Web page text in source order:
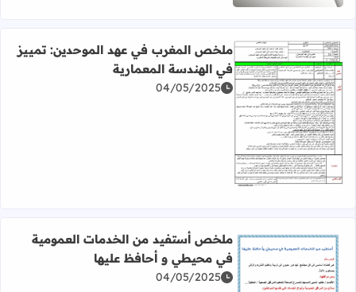
اقرأ المزيد عن ملخص المغرب في عهد الموحدين: تمييز في
ملخص المغرب في عهد الموحدين: تمييز
في الهندسة المعمارية
04/05/2025
ملخص أستفيد من الخدمات العمومية
في محيطي و أحافظ عليها
04/05/2025